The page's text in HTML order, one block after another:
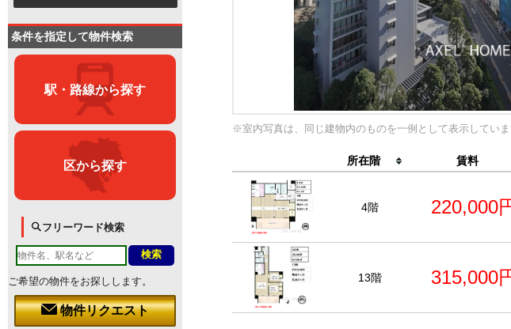
※室内写真は、同じ建物内のものを一例として表示してい
所在階 賃料
4階 220,000
13階 315,000
条件を指定して物件検索
駅・路線から探す
区から探す
フリーワード検索
ご希望の物件をお探しします。
物件リクエスト